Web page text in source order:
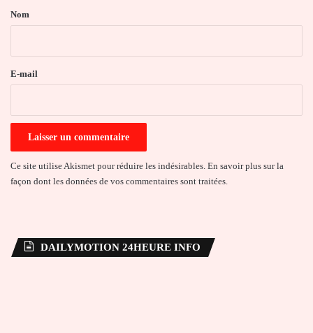
a
e
Nom
E-mail
Ce site utilise Akismet pour réduire les indésirables. En savoir plus sur la
façon dont les données de vos commentaires sont traitées.
DAILYMOTION 24HEURE INFO